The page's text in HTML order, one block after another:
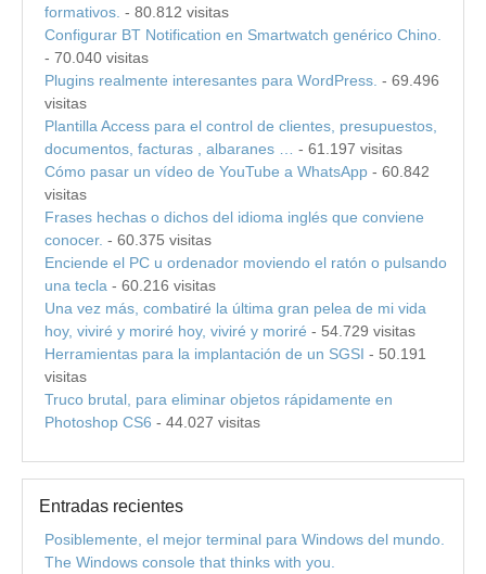
formativos. - 80.812 visitas
Configurar BT Notification en Smartwatch genérico Chino.
- 70.040 visitas
Plugins realmente interesantes para WordPress. - 69.496
visitas
Plantilla Access para el control de clientes, presupuestos,
documentos, facturas , albaranes …
- 61.197 visitas
Cómo pasar un vídeo de YouTube a WhatsApp - 60.842
visitas
Frases hechas o dichos del idioma inglés que conviene
conocer. - 60.375 visitas
Enciende el PC u ordenador moviendo el ratón o pulsando
una tecla - 60.216 visitas
Una vez más, combatiré la última gran pelea de mi vida
hoy, viviré y moriré hoy, viviré y moriré - 54.729 visitas
Herramientas para la implantación de un SGSI - 50.191
visitas
Truco brutal, para eliminar objetos rápidamente en
Photoshop CS6 - 44.027 visitas
Entradas recientes
Posiblemente, el mejor terminal para Windows del mundo.
The Windows console that thinks with you.